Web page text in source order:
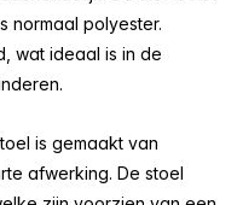
normaal polyester.
wat ideaal is in de
is gemaakt van
afwerking. De stoel